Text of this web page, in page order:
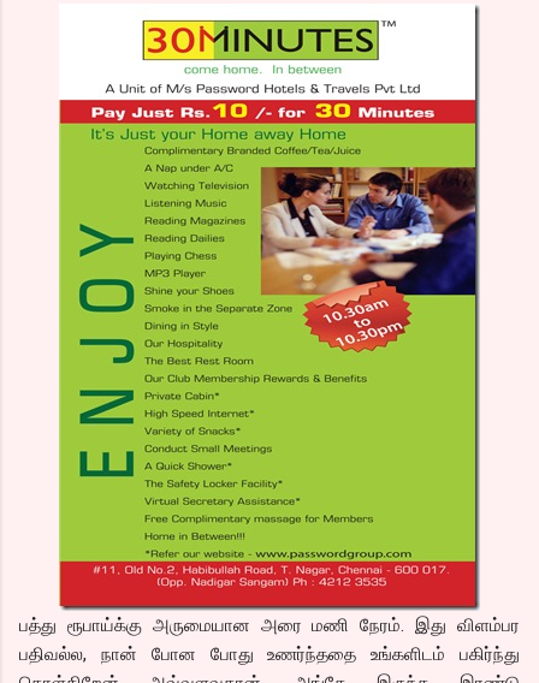
பத்து ரூபாய்க்கு அருமையான அரை மணி நேரம். இது விளம்பர
பதிவல்ல, நான் போன போது உணர்ந்ததை உங்களிடம் பகிர்ந்து